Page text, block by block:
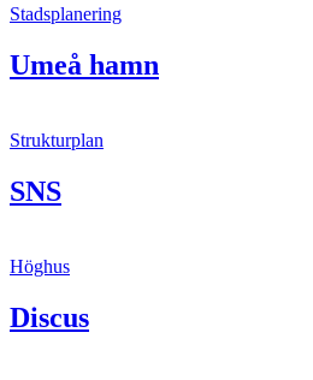
Stadsplanering
Umeå hamn
Strukturplan
SNS
Höghus
Discus